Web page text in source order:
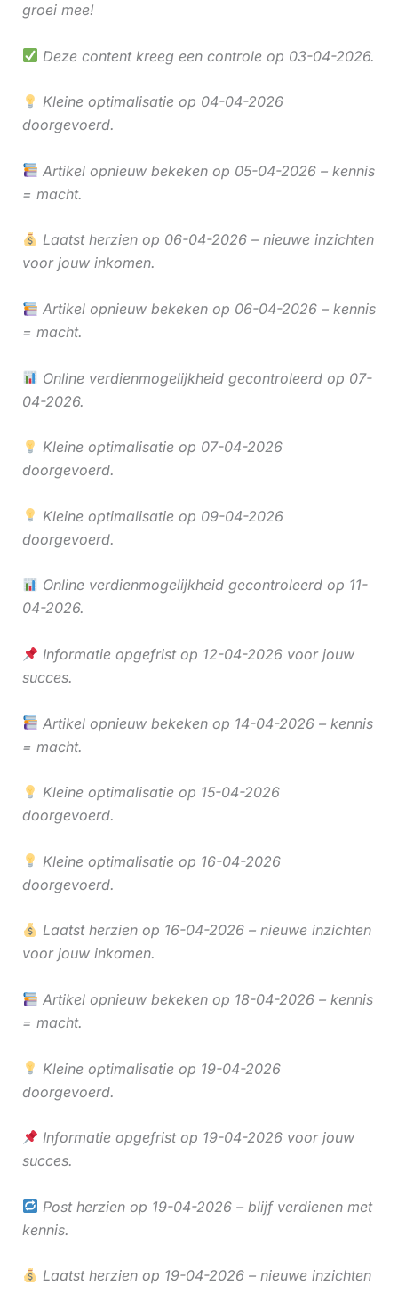
groei mee!
Deze content kreeg een controle op 03-04-2026.
Kleine optimalisatie op 04-04-2026
doorgevoerd.
Artikel opnieuw bekeken op 05-04-2026 – kennis
= macht.
Laatst herzien op 06-04-2026 – nieuwe inzichten
voor jouw inkomen.
Artikel opnieuw bekeken op 06-04-2026 – kennis
= macht.
Online verdienmogelijkheid gecontroleerd op 07-
04-2026.
Kleine optimalisatie op 07-04-2026
doorgevoerd.
Kleine optimalisatie op 09-04-2026
doorgevoerd.
Online verdienmogelijkheid gecontroleerd op 11-
04-2026.
Informatie opgefrist op 12-04-2026 voor jouw
succes.
Artikel opnieuw bekeken op 14-04-2026 – kennis
= macht.
Kleine optimalisatie op 15-04-2026
doorgevoerd.
Kleine optimalisatie op 16-04-2026
doorgevoerd.
Laatst herzien op 16-04-2026 – nieuwe inzichten
voor jouw inkomen.
Artikel opnieuw bekeken op 18-04-2026 – kennis
= macht.
Kleine optimalisatie op 19-04-2026
doorgevoerd.
Informatie opgefrist op 19-04-2026 voor jouw
succes.
Post herzien op 19-04-2026 – blijf verdienen met
kennis.
Laatst herzien op 19-04-2026 – nieuwe inzichten